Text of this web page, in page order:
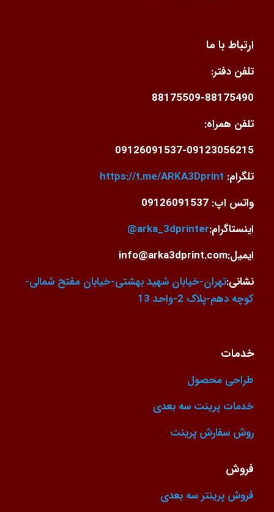
ارتباط با ما
تلفن دفتر:
88175509-88175490
تلفن همراه:
09126091537-09123056215
تلگرام: https://t.me/ARKA3Dprint
واتس اپ: 09126091537
اینستاگرام:arka_3dprinter@
ایمیل:info@arka3dprint.com
نشانی:تهران-خیابان شهید بهشتی-خیابان مفتح شمالی-
کوچه دهم-پلاک 2-واحد 13
خدمات
طراحی محصول
خدمات پرینت سه بعدی
روش سفارش پرینت
فروش
فروش پرینتر سه بعدی